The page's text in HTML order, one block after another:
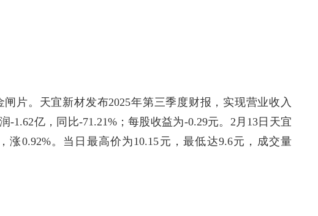
片。天宜新材发布2025年第三季度财报，实现营业收入
-1.62亿，同比-71.21%；每股收益为-0.29元。2月13日天宜
涨0.92%。当日最高价为10.15元，最低达9.6元，成交量